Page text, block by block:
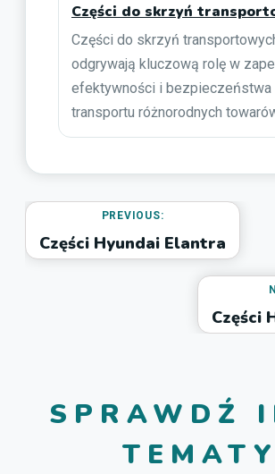
Części do skrzyń
Części do skrzyń
odgrywają kluczową rolę w
efektywności i bezpieczeństwa
transportu różnorodnych
PREVIOUS:
Części Hyundai Elantra
Części
SPRAWDŹ
TEMATY